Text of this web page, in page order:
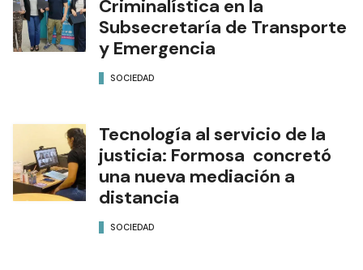
Criminalística en la
Subsecretaría de Transporte
y Emergencia
SOCIEDAD
Tecnología al servicio de la
justicia: Formosa concretó
una nueva mediación a
distancia
SOCIEDAD